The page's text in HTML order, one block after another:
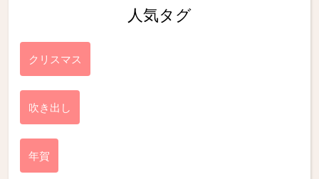
人気タグ
クリスマス
吹き出し
年賀